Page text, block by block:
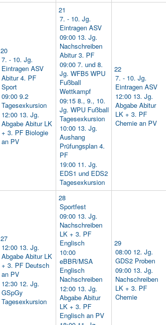
20
7. - 10. Jg.
Eintragen ASV
Abitur 4. PF
Sport
09:00 9.2
Tagesexkursion
12:00 13. Jg.
Abgabe Abitur LK
+ 3. PF Biologie
an PV
21
7. - 10. Jg.
Eintragen ASV
09:00 13. Jg.
Nachschreiben
Abitur 3. PF
09:00 7. und 8.
Jg. WFB5 WPU
Fußball
Wettkampf
09:15 8., 9., 10.
Jg. WPU Fußball
Tagesexkursion
10:00 13. Jg.
Aushang
Prüfungsplan 4.
PF
19:00 11. Jg.
EDS1 und EDS2
Tagesexkursion
22
7. - 10. Jg.
Eintragen ASV
12:00 13. Jg.
Abgabe Abitur
LK + 3. PF
Chemie an PV
27
12:00 13. Jg.
Abgabe Abitur LK
+ 3. PF Deutsch
an PV
12:30 12. Jg.
GSpGy
Tagesexkursion
28
Sportfest
09:00 13. Jg.
Nachschreiben
LK + 3. PF
Englisch
10:00
eBBR/MSA
Englisch
Nachschreiben
12:00 13. Jg.
Abgabe Abitur
LK + 3. PF
Englisch an PV
29
08:00 12. Jg.
GDS2 Proben
09:00 13. Jg.
Nachschreiben
LK + 3. PF
Chemie